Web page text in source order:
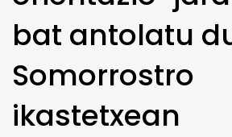
bat antolatu
Somorrostro
ikastetxean